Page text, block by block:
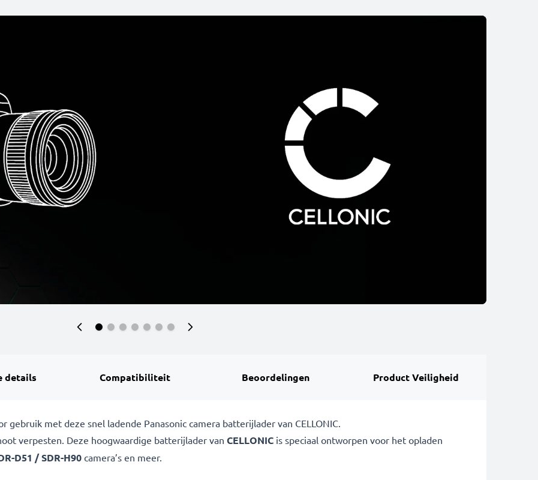
details Compatibiliteit Beoordelingen Product Veiligheid
gebruik met deze snel ladende Panasonic camera batterijlader van CELLONIC.
verpesten. Deze hoogwaardige batterijlader van CELLONIC is speciaal ontworpen voor het opladen
D51 / SDR-H90 camera’s en meer.